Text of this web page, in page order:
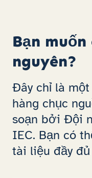
Bạn
nguyên?
Đây chỉ là
hàng chục
soạn bởi Đội
IEC. Bạn có
tài liệu đầy